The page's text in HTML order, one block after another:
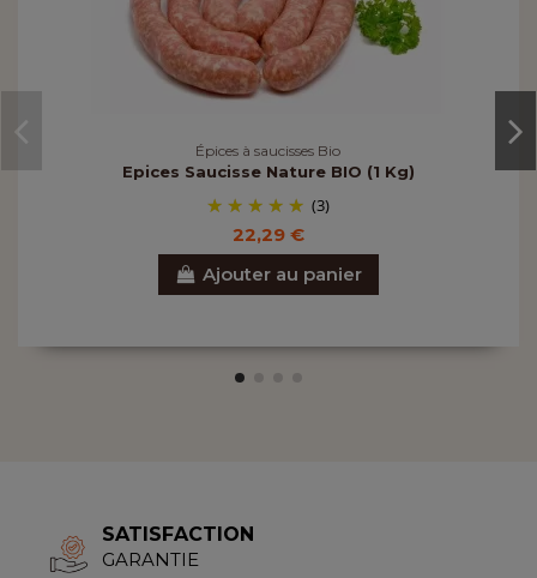
Épices à saucisses Bio
Epices Saucisse Nature BIO (1 Kg)
(3)
22,29 €
Ajouter au panier
SATISFACTION
GARANTIE